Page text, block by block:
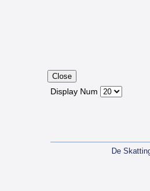
Close
Display Num
De